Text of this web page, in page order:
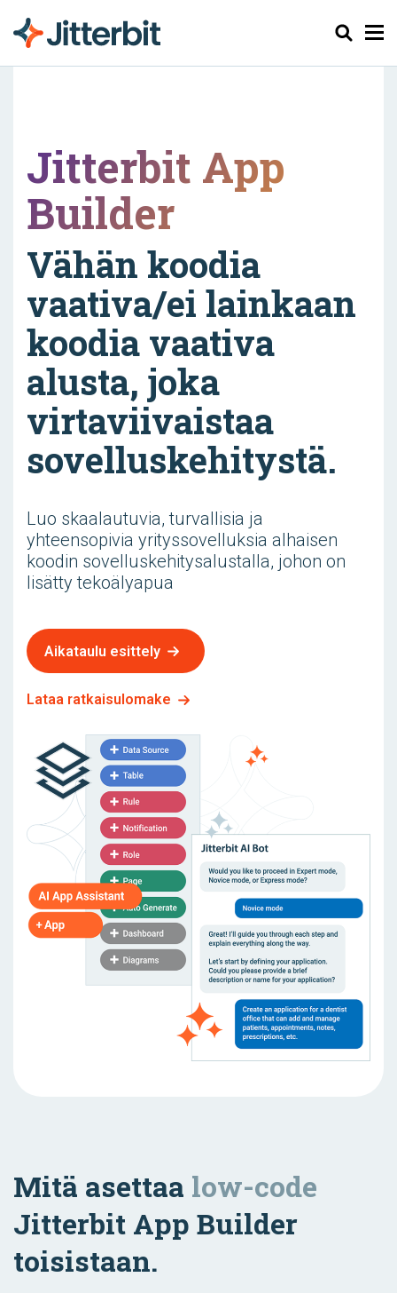
Haku
Jitterbit App
Builder
Vähän koodia
vaativa/ei lainkaan
koodia vaativa
alusta, joka
virtaviivaistaa
sovelluskehitystä.
Luo skaalautuvia, turvallisia ja
yhteensopivia yrityssovelluksia alhaisen
koodin sovelluskehitysalustalla, johon on
lisätty tekoälyapua
Aikataulu esittely
Lataa ratkaisulomake
Mitä asettaa low-code
Jitterbit App Builder
toisistaan.